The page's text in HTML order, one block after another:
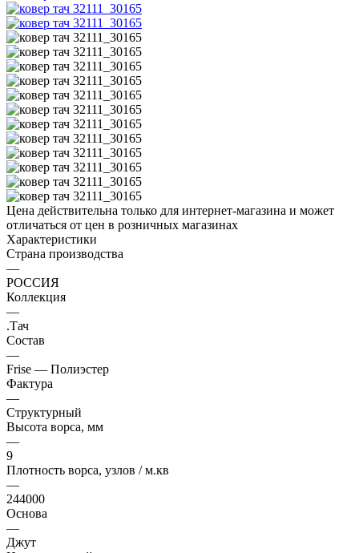
Цена действительна только для интернет-магазина и может
отличаться от цен в розничных магазинах
Характеристики
Страна производства
—
РОССИЯ
Коллекция
—
.Тач
Состав
—
Frise — Полиэстер
Фактура
—
Структурный
Высота ворса, мм
—
9
Плотность ворса, узлов / м.кв
—
244000
Основа
—
Джут